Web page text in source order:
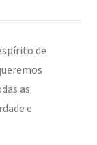
de
as
e